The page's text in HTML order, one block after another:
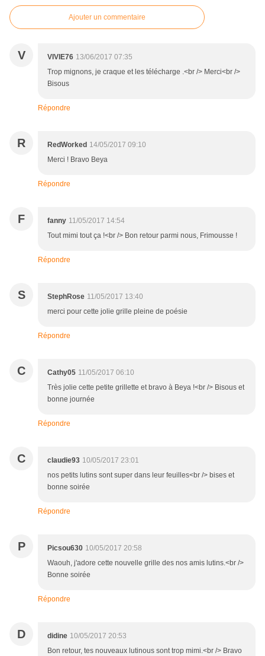
Ajouter un commentaire
V VIVIE76 13/06/2017 07:35
Trop mignons, je craque et les télécharge .<br /> Merci<br />
Bisous
Répondre
R RedWorked 14/05/2017 09:10
Merci ! Bravo Beya
Répondre
F fanny 11/05/2017 14:54
Tout mimi tout ça !<br /> Bon retour parmi nous, Frimousse !
Répondre
S StephRose 11/05/2017 13:40
merci pour cette jolie grille pleine de poésie
Répondre
C Cathy05 11/05/2017 06:10
Très jolie cette petite grillette et bravo à Beya !<br /> Bisous et
bonne journée
Répondre
C claudie93 10/05/2017 23:01
nos petits lutins sont super dans leur feuilles<br /> bises et
bonne soirée
Répondre
P Picsou630 10/05/2017 20:58
Waouh, j'adore cette nouvelle grille des nos amis lutins.<br />
Bonne soirée
Répondre
D didine 10/05/2017 20:53
Bon retour, tes nouveaux lutinous sont trop mimi.<br /> Bravo